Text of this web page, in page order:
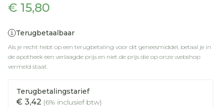
€ 15,80
Terugbetaalbaar
Als je recht hebt op een terugbetaling voor dit geneesmiddel, betaal je in
de apotheek een verlaagde prijs en niet de prijs die op onze webshop
vermeld staat.
Terugbetalingstarief
€ 3,42 (6% inclusief btw)